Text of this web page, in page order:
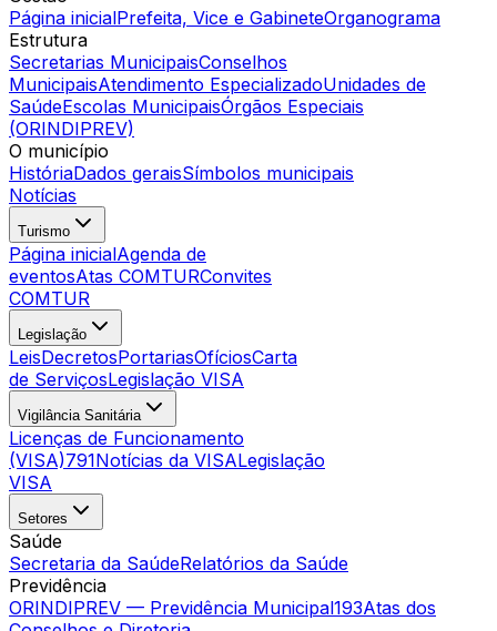
Página inicialPrefeita, Vice e GabineteOrganograma
Estrutura
Secretarias MunicipaisConselhos
MunicipaisAtendimento EspecializadoUnidades de
SaúdeEscolas MunicipaisÓrgãos Especiais
(ORINDIPREV)
O município
HistóriaDados geraisSímbolos municipais
Notícias
Turismo
Página inicialAgenda de
eventosAtas COMTURConvites
COMTUR
Legislação
LeisDecretosPortariasOfíciosCarta
de ServiçosLegislação VISA
Vigilância Sanitária
Licenças de Funcionamento
(VISA)791Notícias da VISALegislação
VISA
Setores
Saúde
Secretaria da SaúdeRelatórios da Saúde
Previdência
ORINDIPREV — Previdência Municipal193Atas dos